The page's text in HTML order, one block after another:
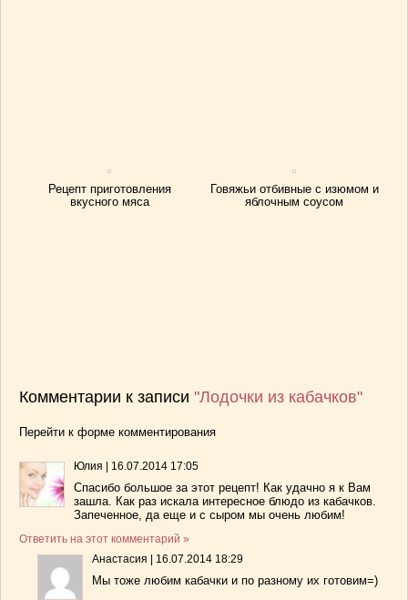
Рецепт приготовления
вкусного мяса
Говяжьи отбивные с изюмом и
яблочным соусом
Комментарии к записи "Лодочки из кабачков"
Перейти к форме комментирования
Юлия 16.07.2014 17:05
Спасибо большое за этот рецепт! Как удачно я к Вам
зашла. Как раз искала интересное блюдо из кабачков.
Запеченное, да еще и с сыром мы очень любим!
Ответить на этот комментарий »
Анастасия
16.07.2014 18:29
Мы тоже любим кабачки и по разному их готовим=)